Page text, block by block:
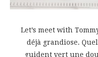
Let’s meet with
déjà grandiose.
guident vert une